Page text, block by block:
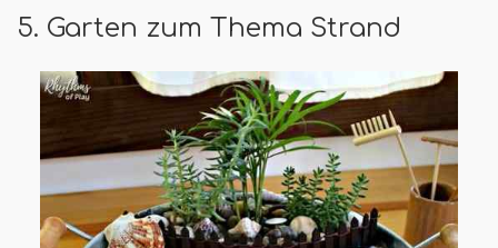
5. Garten zum Thema Strand